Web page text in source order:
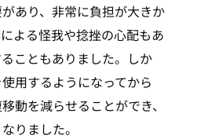
あり、非常に負担が大きか
よる怪我や捻挫の心配もあ
こともありました。しか
用するようになってから
動を減らせることができ、
りました。